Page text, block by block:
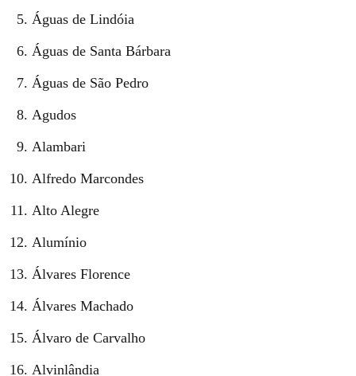
Águas de Lindóia
Águas de Santa Bárbara
Águas de São Pedro
Agudos
Alambari
Alfredo Marcondes
Alto Alegre
Alumínio
Álvares Florence
Álvares Machado
Álvaro de Carvalho
Alvinlândia